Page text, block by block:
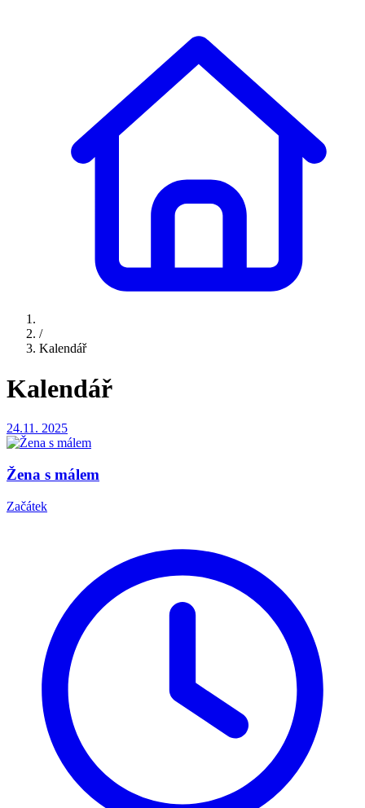
/
Kalendář
Kalendář
24.11. 2025
Žena s málem
Začátek